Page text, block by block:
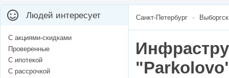
Санкт-Петербург
Людей интересует
С акциями-скидками
Проверенные
С ипотекой
С рассрочкой